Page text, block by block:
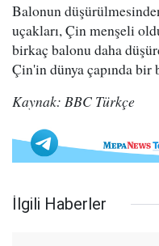
Balonun
uçakları, Çin menşeli
birkaç balonu daha
Çin'in dünya çapında
Kaynak: BBC Türkçe
İlgili Haberler